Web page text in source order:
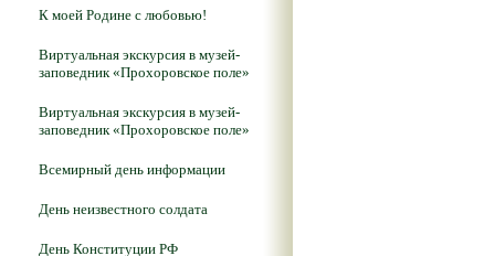
К моей Родине с любовью!
Виртуальная экскурсия в музей-
заповедник «Прохоровское поле»
Виртуальная экскурсия в музей-
заповедник «Прохоровское поле»
Всемирный день информации
День неизвестного солдата
День Конституции РФ